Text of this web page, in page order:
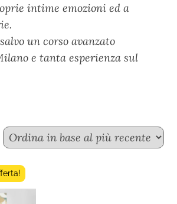
intime emozioni ed a
un corso avanzato
e tanta esperienza sul